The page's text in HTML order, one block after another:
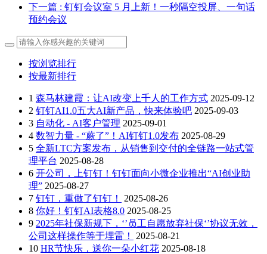
下一篇 : 钉钉会议室 5 月上新！一秒隔空投屏、一句话
预约会议
按浏览排行
按最新排行
1 森马林建霞：让AI改变上千人的工作方式 2025-09-12
2 钉钉AI1.0五大AI新产品，快来体验吧 2025-09-03
3 自动化 - AI客户管理 2025-09-01
4 数智力量 - “蕨了”！AI钉钉1.0发布 2025-08-29
5 全新LTC方案发布，从销售到交付的全链路一站式管
理平台 2025-08-28
6 开公司，上钉钉！钉钉面向小微企业推出“AI创业助
理” 2025-08-27
7 钉钉，重做了钉钉！
2025-08-26
8 你好！钉钉AI表格8.0 2025-08-25
9 2025年社保新规下，‘’员工自愿放弃社保‘’协议无效，
公司这样操作等于埋雷！
2025-08-21
10 HR节快乐，送你一朵小红花 2025-08-18